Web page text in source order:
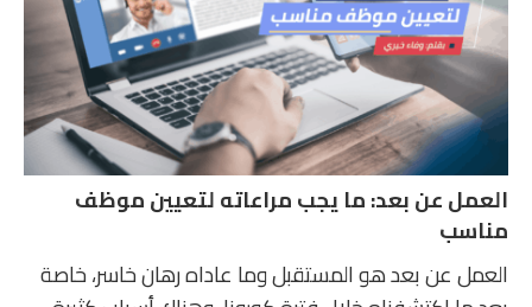
العمل عن بعد: ما يجب مراعاته لتعيين موظف
مناسب
العمل عن بعد هو المستقبل وما عاداه رهان خاسر، خاصة